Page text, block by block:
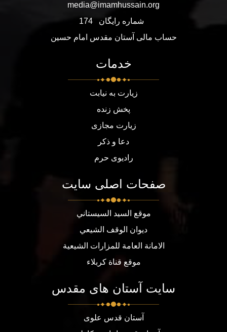
media@imamhussain.org
شماره رایگان
174
حساب مالی آستان مقدس امام حسین
خدمات
زیارت به نیابت
پخش زنده
زیارت مجازی
دعا و ذکر
رادیوی حرم
صفحات اصلی سایت
موقع السيد السيستاني
ديوان الوقف الشيعي
الامانة العامة للمزارات الشيعية
موقع قناة كربلاء
سایت آستان های مقدس
آستان قدس علوی